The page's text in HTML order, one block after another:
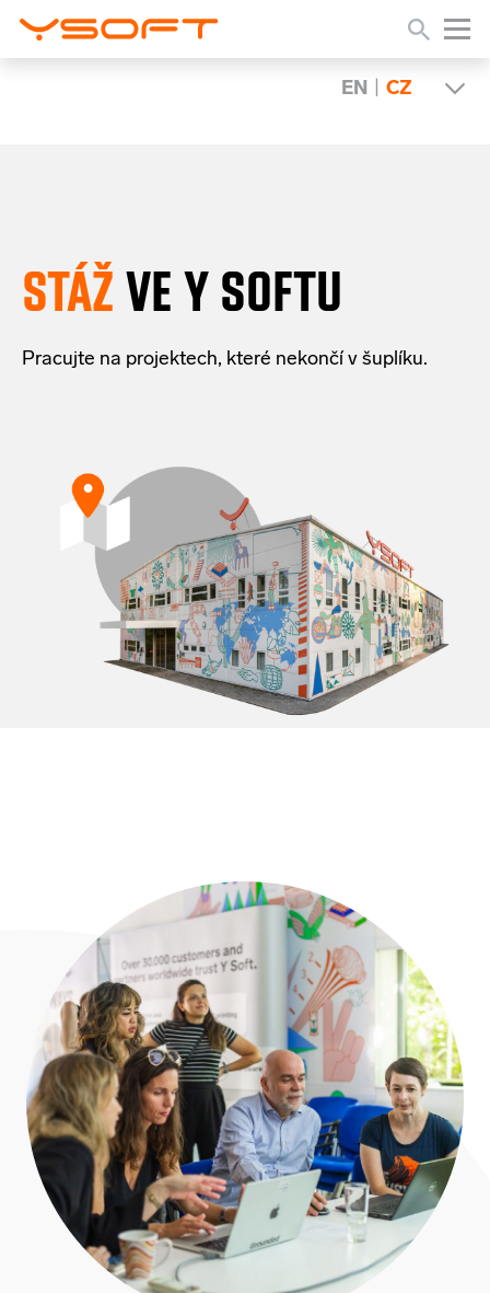
EN CZ
STÁŽ VE Y SOFTU
Pracujte na projektech, které nekončí v šuplíku.